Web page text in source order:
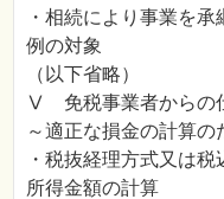
・相続により事業を
例の対象
（以下省略）
Ⅴ 免税事業者からの
～適正な損金の計算の
・税抜経理方式又は
所得金額の計算